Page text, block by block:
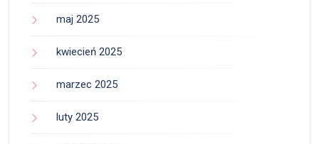
maj 2025
kwiecień 2025
marzec 2025
luty 2025